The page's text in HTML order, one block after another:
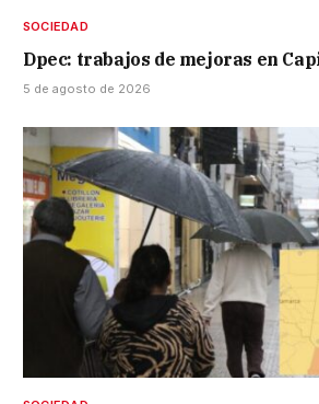
SOCIEDAD
Dpec: trabajos de mejoras en
5 de agosto de 2026